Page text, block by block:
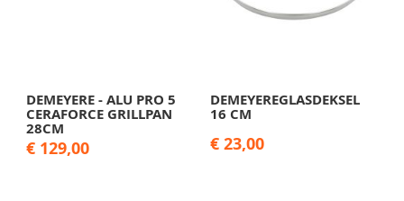
DEMEYERE - ALU PRO 5
CERAFORCE GRILLPAN
28CM
€ 129,00
DEMEYEREGLASDEKSEL
16 CM
€ 23,00